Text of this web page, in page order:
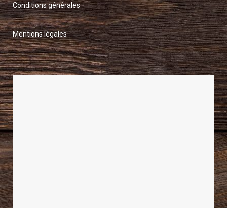
Conditions générales
Mentions légales